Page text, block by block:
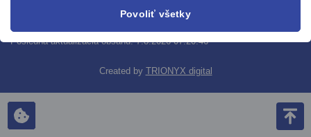
Posledná aktualizácia obsahu: 7.8.2026 07:20:46
Created by TRIONYX digital
Povoliť všetky